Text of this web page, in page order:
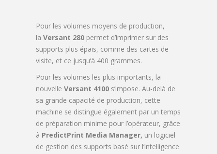
Pour les volumes moyens de production,
la Versant 280 permet d’imprimer sur des
supports plus épais, comme des cartes de
visite, et ce jusqu’à 400 grammes.
Pour les volumes les plus importants, la
nouvelle Versant 4100 s’impose. Au-delà de
sa grande capacité de production, cette
machine se distingue également par un temps
de préparation minime pour l’opérateur, grâce
à PredictPrint Media Manager, un logiciel
de gestion des supports basé sur l’intelligence